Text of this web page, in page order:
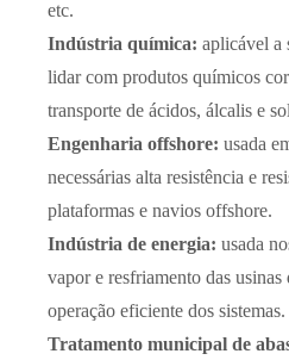
etc.
Indústria química: aplicável a
lidar com produtos químicos
transporte de ácidos, álcalis e
Engenharia offshore: usada
necessárias alta resistência e
plataformas e navios offshore.
Indústria de energia: usada
vapor e resfriamento das usinas
operação eficiente dos sistemas.
Tratamento municipal de